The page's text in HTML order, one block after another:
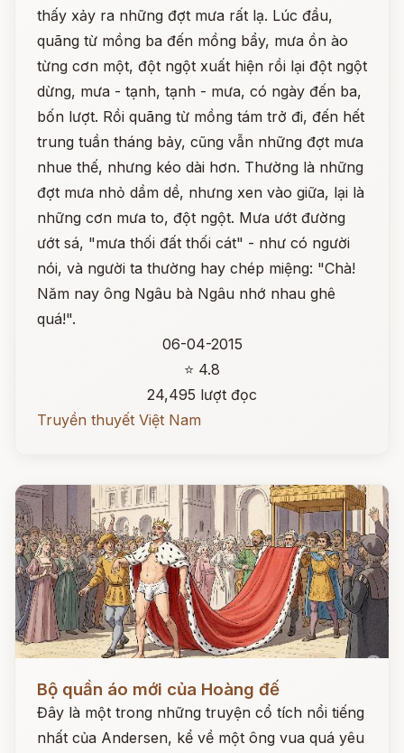
thấy xảy ra những đợt mưa rất lạ. Lúc đầu,
quãng từ mồng ba đến mồng bẩy, mưa ồn ào
từng cơn một, đột ngột xuất hiện rồi lại đột ngột
dừng, mưa - tạnh, tạnh - mưa, có ngày đến ba,
bốn lượt. Rồi quãng từ mồng tám trở đi, đến hết
trung tuần tháng bảy, cũng vẫn những đợt mưa
nhue thế, nhưng kéo dài hơn. Thường là những
đợt mưa nhỏ dầm dề, nhưng xen vào giữa, lại là
những cơn mưa to, đột ngột. Mưa ướt đường
ướt sá, "mưa thối đất thối cát" - như có người
nói, và người ta thường hay chép miệng: "Chà!
Năm nay ông Ngâu bà Ngâu nhớ nhau ghê
quá!".
06-04-2015
⭐ 4.8
24,495 lượt đọc
Truyền thuyết Việt Nam
Bộ quần áo mới của Hoàng đế
Đây là một trong những truyện cổ tích nổi tiếng
nhất của Andersen, kể về một ông vua quá yêu